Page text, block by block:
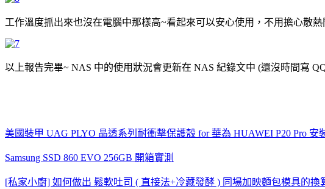
工作溫度抓出來也沒在電腦中那樣高~看起來可以安心使用，不用擔心散熱
以上報告完畢~ NAS 中的使用狀況會更新在 NAS 紀錄文中 (還沒時間寫
美國裝甲 UAG PLYO 晶透系列耐衝擊保護殼 for 華為 HUAWEI P20 Pro 安
Samsung SSD 860 EVO 256GB 開箱實測
[私家小廚] 如何做出 鬆軟吐司 ( 直接法+冷藏發酵 ) 同場加映麵包模具的換